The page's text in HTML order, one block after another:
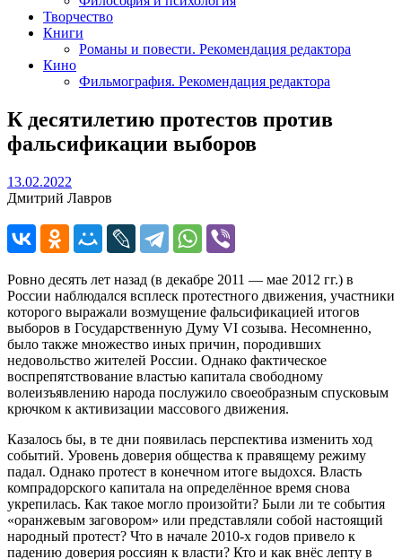
Творчество
Книги
Романы и повести. Рекомендация редактора
Кино
Фильмография. Рекомендация редактора
К десятилетию протестов против
фальсификации выборов
13.02.2022
Дмитрий Лавров
Ровно десять лет назад (в декабре 2011 — мае 2012 гг.) в
России наблюдался всплеск протестного движения, участники
которого выражали возмущение фальсификацией итогов
выборов в Государственную Думу VI созыва. Несомненно,
было также множество иных причин, породивших
недовольство жителей России. Однако фактическое
воспрепятствование властью капитала свободному
волеизъявлению народа послужило своеобразным спусковым
крючком к активизации массового движения.
Казалось бы, в те дни появилась перспектива изменить ход
событий. Уровень доверия общества к правящему режиму
падал. Однако протест в конечном итоге выдохся. Власть
компрадорского капитала на определённое время снова
укрепилась. Как такое могло произойти? Были ли те события
«оранжевым заговором» или представляли собой настоящий
народный протест? Что в начале 2010-х годов привело к
падению доверия россиян к власти? Кто и как внёс лепту в